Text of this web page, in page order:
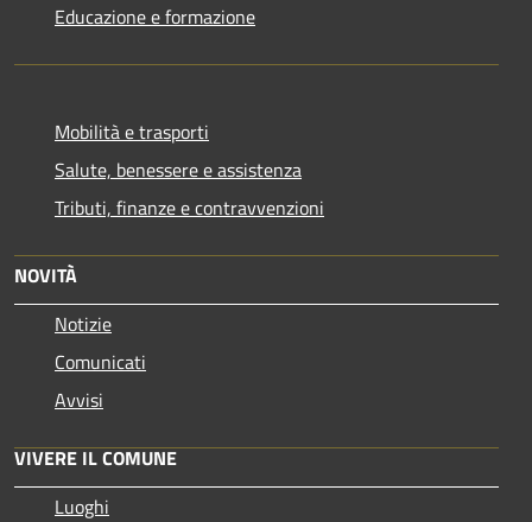
Educazione e formazione
Mobilità e trasporti
Salute, benessere e assistenza
Tributi, finanze e contravvenzioni
NOVITÀ
Notizie
Comunicati
Avvisi
VIVERE IL COMUNE
Luoghi